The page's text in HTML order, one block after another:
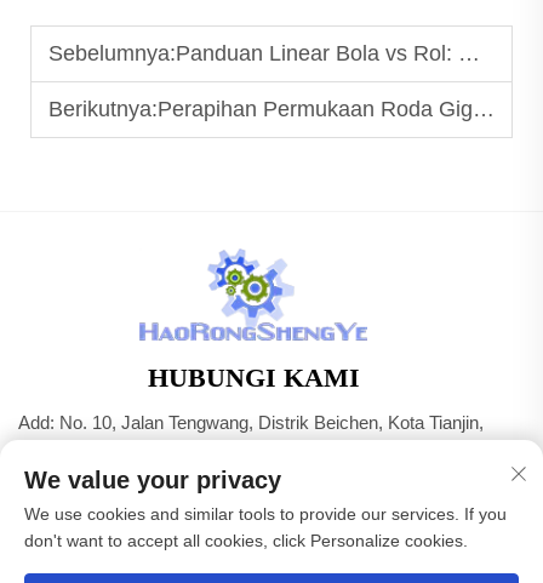
Sebelumnya:Panduan Linear Bola vs Rol: Mana yang Sesuai untuk Aplikasi Anda
Berikutnya:Perapihan Permukaan Roda Gigi Rangka dan Dampaknya terhadap Kinerja
HUBUNGI KAMI
Add: No. 10, Jalan Tengwang, Distrik Beichen, Kota Tianjin,
Tel:+86-22 83703208
Surel:[email protected]
We value your privacy
We use cookies and similar tools to provide our services. If you
don't want to accept all cookies, click Personalize cookies.